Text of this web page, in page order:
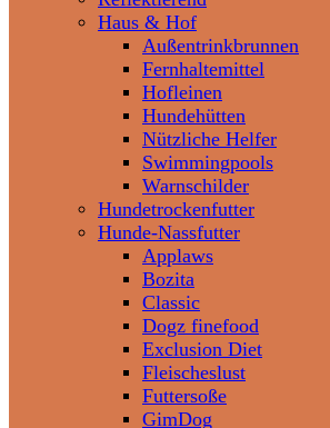
Haus & Hof
Außentrinkbrunnen
Fernhaltemittel
Hofleinen
Hundehütten
Nützliche Helfer
Swimmingpools
Warnschilder
Hundetrockenfutter
Hunde-Nassfutter
Applaws
Bozita
Classic
Dogz finefood
Exclusion Diet
Fleischeslust
Futtersoße
GimDog